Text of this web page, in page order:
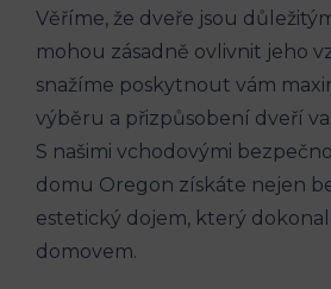
Věříme, že dveře jsou
mohou zásadně ovlivnit jeho
snažíme poskytnout vám
výběru a přizpůsobení dveří
S našimi vchodovými
domu Oregon získáte nejen
estetický dojem, který
domovem.